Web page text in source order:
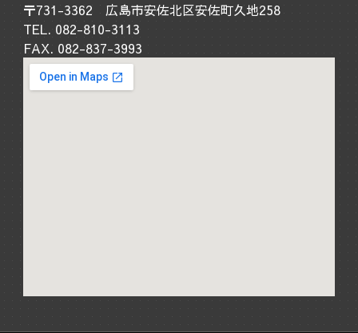
〒731-3362 広島市安佐北区安佐町久地258
TEL. 082-810-3113
FAX. 082-837-3993